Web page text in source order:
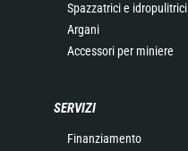
Spazzatrici e idropulitrici
Argani
Accessori per miniere
SERVIZI
Finanziamento